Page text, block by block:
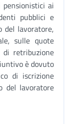
ai
pubblici e
del lavoratore,
sulle quote
retribuzione
è dovuto
di iscrizione
del lavoratore